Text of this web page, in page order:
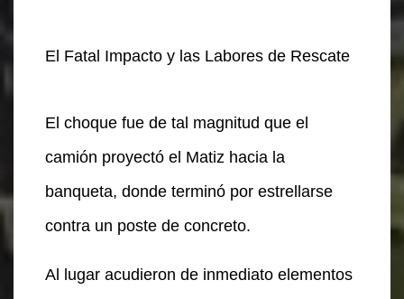
El Fatal Impacto y las Labores de Rescate
El choque fue de tal magnitud que el
camión proyectó el Matiz hacia la
banqueta, donde terminó por estrellarse
contra un poste de concreto.
Al lugar acudieron de inmediato elementos